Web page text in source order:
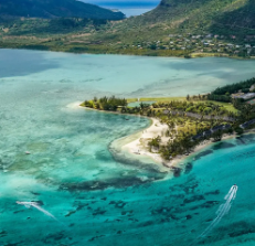
Auslagern von komplexen
INFRASTRUKTUR
Remote Embedded
Nahtlose Integration der
Plattform
Integrierte HR-
Startups
Agile HR- und Payroll-
Unternehmen
Mittelstand
Maßgeschneiderte HR-
vergrößern
Enterprise
Globale HR für Konzerne
Informationen zu
Abwicklungsfristen für
LERNEN MIT REMOTE
Forschung und Leitfäden
Fallstudien
HR-Glossar
Français
Deutsch
Español
Italiano
Português (Portugal)